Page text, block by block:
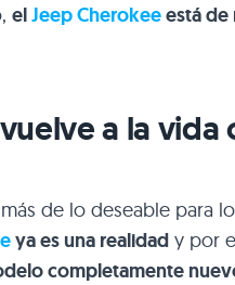
elJeep Cherokeeestá de
a la vida
de lo deseable para
ya es una realidad y por
completamente